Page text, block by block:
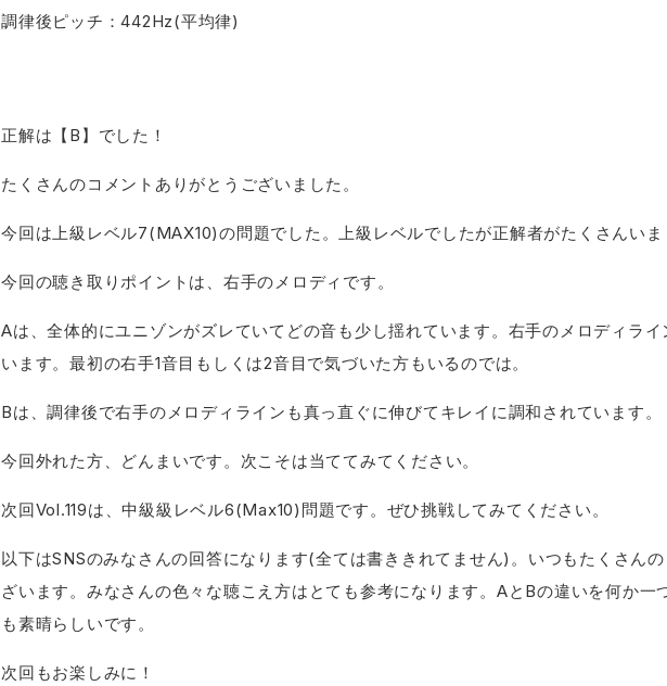
調律後ピッチ：442Hz(平均律)
正解は【B】でした！
たくさんのコメントありがとうございました。
今回は上級レベル7(MAX10)の問題でした。上級レベルでしたが正解者がたくさんい
今回の聴き取りポイントは、右手のメロディです。
Aは、全体的にユニゾンがズレていてどの音も少し揺れています。右手のメロディラ
います。最初の右手1音目もしくは2音目で気づいた方もいるのでは。
Bは、調律後で右手のメロディラインも真っ直ぐに伸びてキレイに調和されています。
今回外れた方、どんまいです。次こそは当ててみてください。
次回Vol.119は、中級級レベル6(Max10)問題です。ぜひ挑戦してみてください。
以下はSNSのみなさんの回答になります(全ては書ききれてません)。いつもたくさん
ざいます。みなさんの色々な聴こえ方はとても参考になります。AとBの違いを何か一
も素晴らしいです。
次回もお楽しみに！